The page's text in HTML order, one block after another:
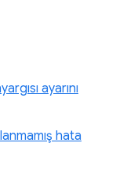
ayarını
hata